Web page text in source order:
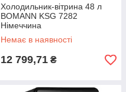
Холодильник-вітрина 48 л
BOMANN KSG 7282
Німеччина
Немає в наявності
12 799,71 ₴